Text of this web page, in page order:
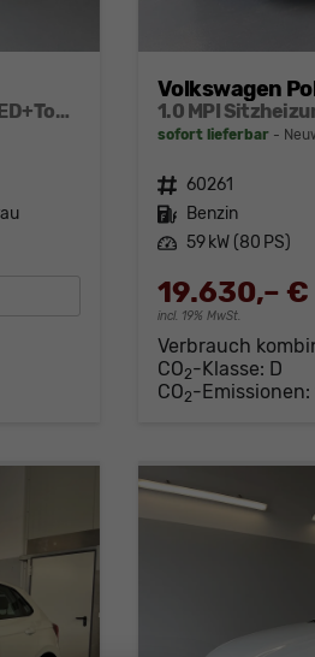
1.0 MPI Sitzheizung+AppConnect+PDC+LED+Touch+Lichtsensor+MultiLenkrad
Volkswagen
sofort lieferbar
Fahrzeugnr. 60261
Kraftstoff Benzin
Leistung 59 kW (80 PS)
19.630,– €
incl. 19% MwSt.
Verbrauch
CO2-Klasse: D
CO2-Emissionen: